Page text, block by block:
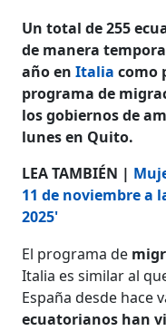
Un total de 255
de manera
año enItalia como
programa de
los gobiernos de
lunes en Quito.
LEA TAMBIÉN |
11 de noviembre a
2025'
El programa de
Italia es similar al
España desde hace
ecuatorianos han